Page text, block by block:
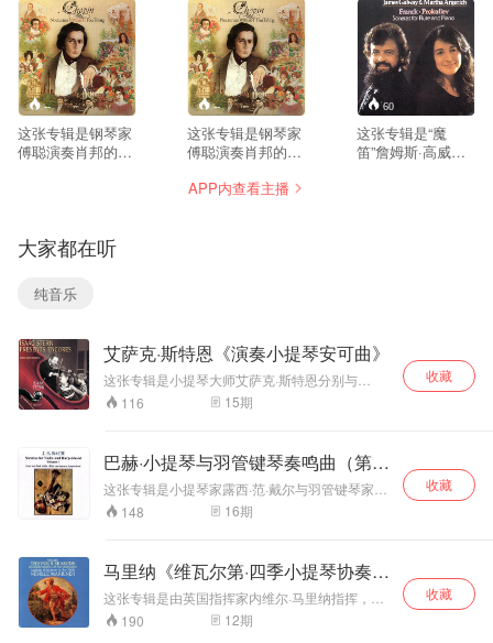
--
这张专辑是钢琴家
傅聪演奏肖邦的10
曲，情绪更复杂、
织体厚重，悲剧
性、沉思感更强。
傅聪以东方美学理
度煽情，克制、通
透，歌唱性极强，
触键音色温润，对
复调层次处理是一
大亮点，区别于很
戏剧化的处理方
式。 这版录音在伦
敦完成，钢琴音色
饱满自然，动态范
音。其中Op.48、
Op.62都是肖邦晚
期杰作：c小调
Op.48‑1 宏大悲
--
这张专辑是钢琴家
傅聪演奏肖邦的11
非常独特的版本，
非常清晰，把夜曲
内在复调线条清晰
地剥离出来，而不
是一味朦胧的浪漫
处理上，自由速度
（rubato）克制而
有灵气，不会过度
拖沓煽情；部分曲
目速度比常见版本
促，重在音乐气韵
流动。
60
这张专辑是“魔
笛”詹姆斯·高威与
跃在世界各地舞
台，广受乐迷喜
爱。玛莎·阿格里奇
演奏技巧，犀利、
流畅的音乐风格和
华丽的音色折服无
数乐迷。两位乐坛
朗克的《长笛奏鸣
曲》。两位大师的
精妙配合，让音乐
APP内查看主播
大家都在听
纯音乐
艾萨克·斯特恩《演奏小提琴安可曲》
这张专辑是小提琴大师艾萨克·斯特恩分别与
Frank Brieff、Milton Katims指挥的哥伦比亚交响
乐团合作，演奏15首著名的小提琴小品，都是非
小、旋律优美、技巧虽不能说艰深但也有炫技成
分，更重要的是听众对这些曲子都颇熟悉，很容
易引起共鸣。其实这些曲子还有一个最重要的用
途，可以给儿童作为古典音乐的入门教材，既好
听又易懂还不长，小孩子们很容易就能接受并喜
《乘着歌声的翅膀》、勃拉姆斯《第5号匈牙利舞
曲》、里姆斯基-柯萨科夫《野蜂飞舞》、拉赫玛
尼诺夫《练声曲》、格什温《波吉与贝丝》选段
等等。
116 15期
收藏
巴赫·小提琴与羽管键琴奏鸣曲（第一
辑）
这张专辑是小提琴家露西·范·戴尔与羽管键琴家鲍
勃·范·阿斯普伦合作，演奏巴赫的四部《小提琴与
羽管键琴奏鸣曲》。 小提琴与羽管键琴奏鸣曲是
保留羽管键琴声部，将上声部两把小提琴变为一
把，并去掉维奥尔琴的低音旋律，在乐器组合上
初步具备了现代二重奏鸣曲的雏形。值得注意的
是，羽管键琴不再是简单的伴奏与陪衬。巴赫独
创性地在羽管键琴声部加入旋律，与小提琴声部
148 16期
收藏
马里纳《维瓦尔第·四季小提琴协奏
曲》
这张专辑是由英国指挥家内维尔·马里纳指挥，圣
马丁室内乐团演奏的维瓦尔第的《四季小提琴协
奏曲》。维瓦尔第的《四季小提琴协奏曲》是他
190 12期
收藏